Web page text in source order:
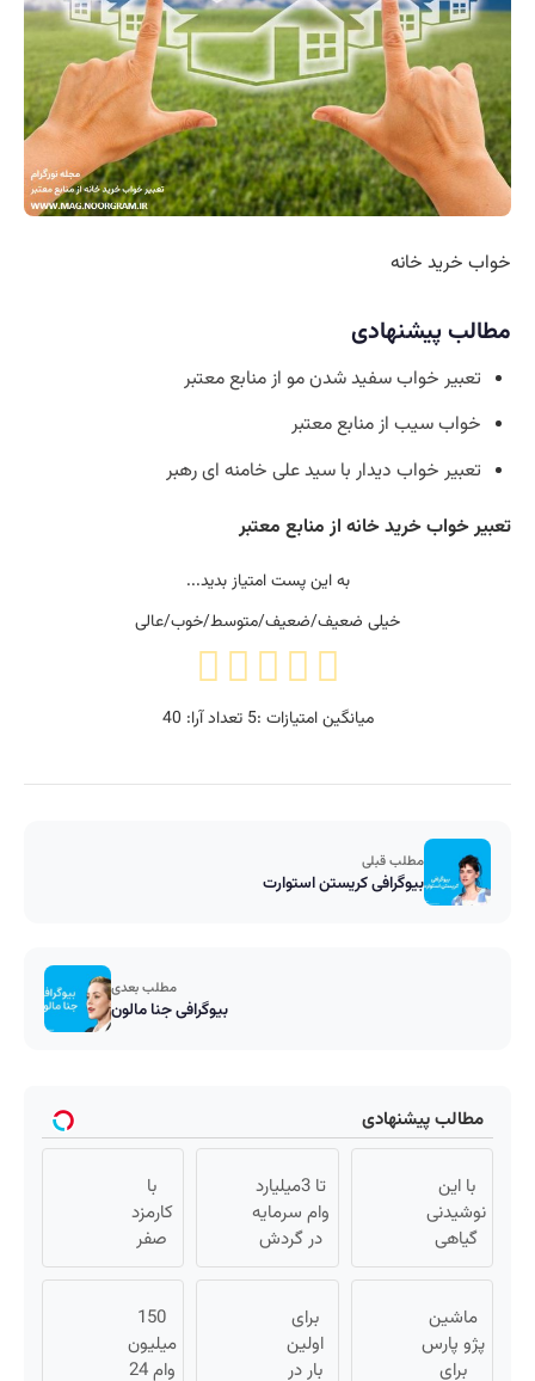
خواب خرید خانه
مطالب پیشنهادی
تعبیر خواب سفید شدن مو از منابع معتبر
خواب سیب از منابع معتبر
تعبیر خواب دیدار با سید علی خامنه ای رهبر
تعبیر خواب خرید خانه از منابع معتبر
به این پست امتیاز بدید...
خیلی ضعیف/ضعیف/متوسط/خوب/عالی
میانگین امتیازات :5 تعداد آرا: 40
مطلب قبلی
بیوگرافی کریستن استوارت
مطلب بعدی
بیوگرافی جنا مالون
مطالب پیشنهادی
با این
نوشیدنی
گیاهی
کبدت
پرقدرته55%تخفیف
تا 3میلیارد
وام سرمایه
در گردش
فروشندگان
فروشگاهت
رو ثبت کن
با
کارمزد
صفر
تومان
بگیر و
طلا
بخر |
ماشین
پژو پارس
برای
برای
اولین
بار در
150
میلیون
وام 24